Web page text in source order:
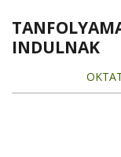
INDULNAK